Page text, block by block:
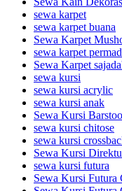
sewa karpet
sewa karpet buana
Sewa Karpet
sewa karpet
Sewa Karpet
sewa kursi
sewa kursi acrylic
sewa kursi anak
Sewa Kursi
sewa kursi chitose
sewa kursi
Sewa Kursi
sewa kursi futura
Sewa Kursi Futura